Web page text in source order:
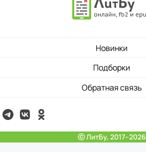
Новинки
Подборки
Обратная связь
ⓒ ЛитБу, 2017–2026